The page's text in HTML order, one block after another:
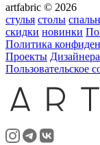
artfabric © 2026
стулья столы
скидки новинки
Политика
Проекты
Пользовательское